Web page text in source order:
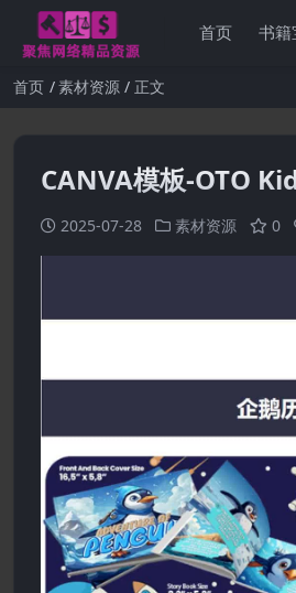
首页 书籍
首页 素材资源 正文
CANVA模板-OTO
2025-07-28 素材资源 0